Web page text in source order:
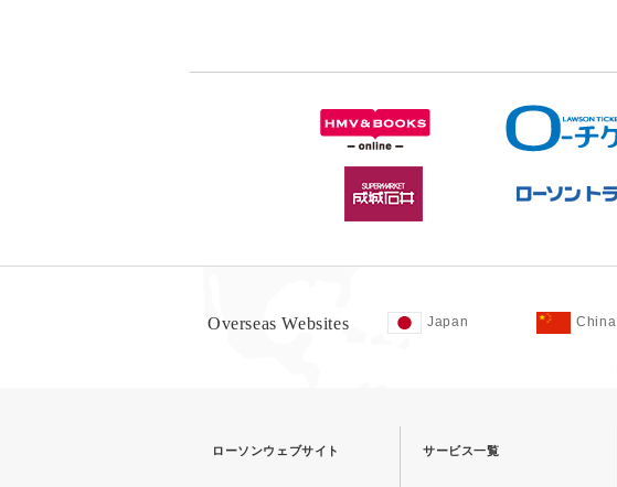
Overseas Websites Japan China
ローソンウェブサイト サービス一覧